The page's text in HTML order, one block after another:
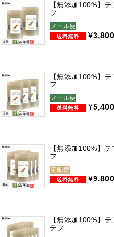
【無添加100%】
フ
メール便
¥3,800
【無添加100%】
フ
メール便
¥5,400
【無添加100%】
フ
宅配便
¥9,800
【無添加100%】
テフ